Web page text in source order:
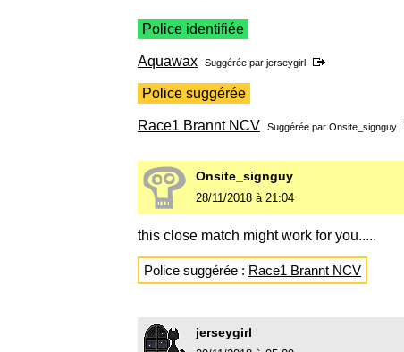
Police identifiée
Aquawax Suggérée par jerseygirl
Police suggérée
Race1 Brannt NCV Suggérée par Onsite_signguy
Onsite_signguy
28/11/2018 à 21:04
this close match might work for you.....
Police suggérée : Race1 Brannt NCV
jerseygirl